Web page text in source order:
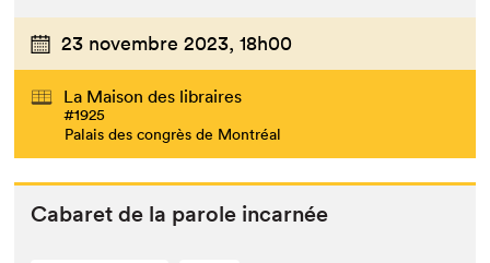
23 novembre 2023, 18h00
La Maison des libraires
#1925
Palais des congrès de Montréal
Cabaret de la parole incarnée